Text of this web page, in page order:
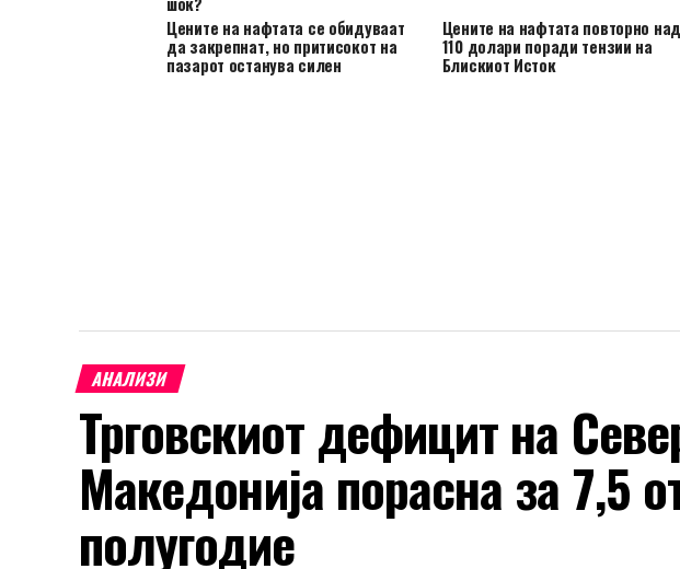
Цените на нафтата се обидуваат
да закрепнат, но притисокот на
пазарот останува силен
Цените на нафтата повторно над
110 долари поради тензии на
Блискиот Исток
АНАЛИЗИ
Трговскиот дефицит на
Македонија порасна за 7,5
полугодие